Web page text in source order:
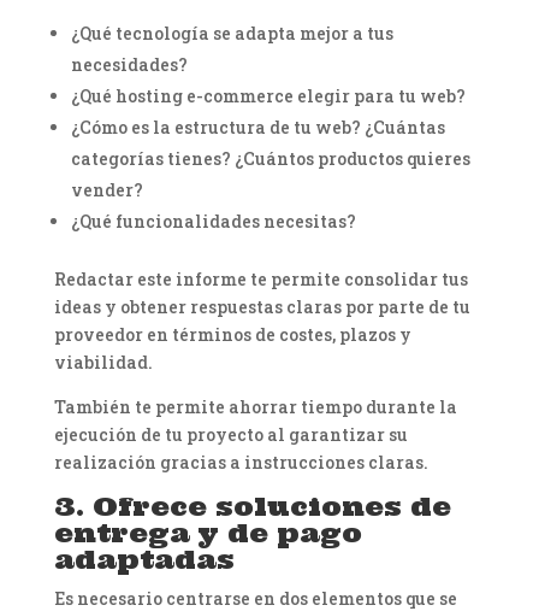
¿Qué tecnología se adapta mejor a tus
necesidades?
¿Qué hosting e-commerce elegir para tu web?
¿Cómo es la estructura de tu web? ¿Cuántas
categorías tienes? ¿Cuántos productos quieres
vender?
¿Qué funcionalidades necesitas?
Redactar este informe te permite consolidar tus
ideas y obtener respuestas claras por parte de tu
proveedor en términos de costes, plazos y
viabilidad.
También te permite ahorrar tiempo durante la
ejecución de tu proyecto al garantizar su
realización gracias a instrucciones claras.
3. Ofrece soluciones de
entrega y de pago
adaptadas
Es necesario centrarse en dos elementos que se